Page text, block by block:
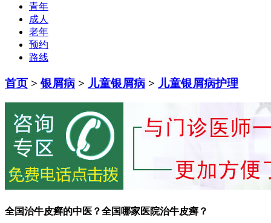
青年
成人
老年
预约
路线
首页 >银屑病 > 儿童银屑病 > 儿童银屑病护理
全国治牛皮癣的中医？全国哪家医院治牛皮癣？